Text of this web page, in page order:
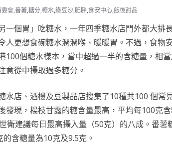
委會,番薯,糖分,糖水,綠豆沙,肥胖,食安中心,飯後甜品
一個胃」吃糖水，一年四季糖水店門外都大排
人更想食碗糖水潤潤喉、暖暖胃。不過，食物
100個糖水樣本，當中超過一半的含糖量，相
意從中攝取過多糖分。
水店、酒樓及豆製品店搜集了10種共100 個常
發現，楊枝甘露的糖含量最高，平均每100克
衛建議每日最高攝入量（50克）的八成。番薯
含糖量為10克及9.5克。